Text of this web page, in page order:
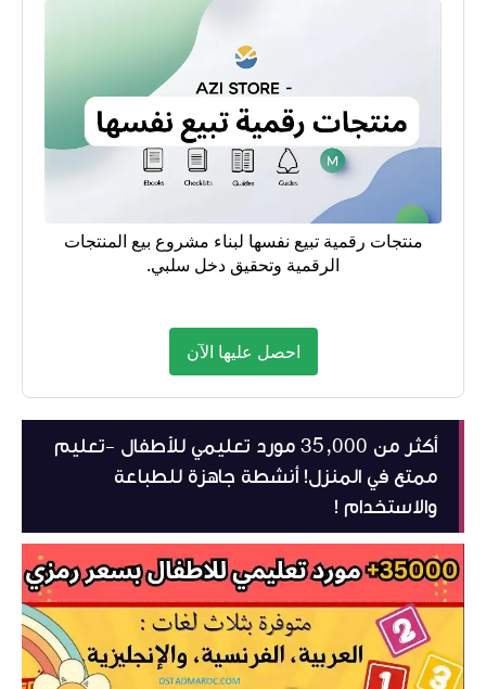
منتجات رقمية تبيع نفسها لبناء مشروع بيع المنتجات
الرقمية وتحقيق دخل سلبي.
احصل عليها الآن
أكثر من 35,000 مورد تعليمي للأطفال -تعليم
ممتع في المنزل! أنشطة جاهزة للطباعة
والاستخدام !